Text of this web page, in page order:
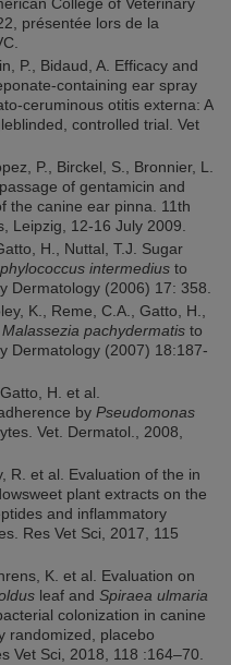
College of Veterinary
présentée lors de la
P., Bidaud, A. Efficacy and
containing ear spray
ceruminous otitis externa: A
controlled trial. Vet
P., Birckel, S., Bronnier, L.
of gentamicin and
the canine ear pinna. 11th
Leipzig, 12-16 July 2009.
H., Nuttal, T.J. Sugar
intermedius to
Dermatology (2006) 17: 358.
K., Reme, C.A., Gatto, H.,
Malassezia pachydermatis to
Dermatology (2007) 18:187-
H. et al.
by Pseudomonas
Vet. Dermatol., 2008,
R. et al. Evaluation of the in
plant extracts on the
and inflammatory
Res Vet Sci, 2017, 115
K. et al. Evaluation on
leaf and Spiraea ulmaria
colonization in canine
randomized, placebo
Vet Sci, 2018, 118 :164–70.